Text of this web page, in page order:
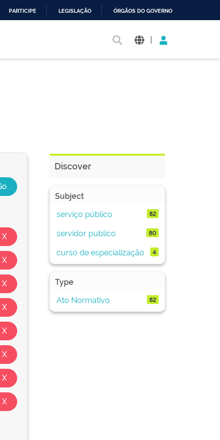
PARTICIPE LEGISLAÇÃO ÓRGÃOS DO GOVERNO
|
Discover
Subject
serviço público
82
servidor publico 80
curso de especialização 4
Type
Ato Normativo
82